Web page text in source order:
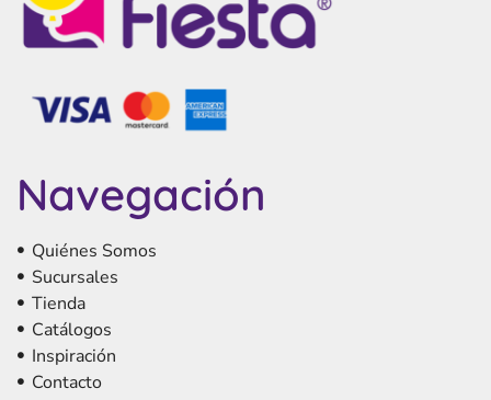
Navegación
Quiénes Somos
Sucursales
Tienda
Catálogos
Inspiración
Contacto